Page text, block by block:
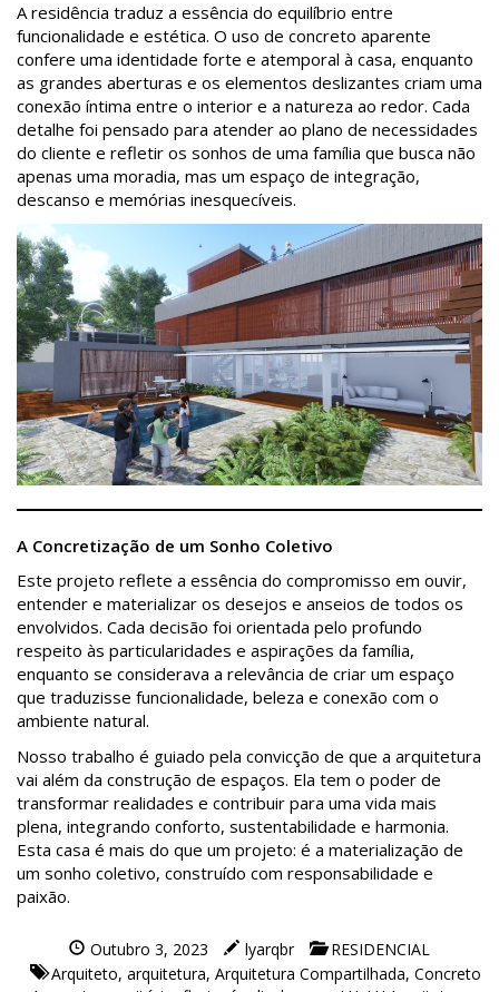
A residência traduz a essência do equilíbrio entre
funcionalidade e estética. O uso de concreto aparente
confere uma identidade forte e atemporal à casa, enquanto
as grandes aberturas e os elementos deslizantes criam uma
conexão íntima entre o interior e a natureza ao redor. Cada
detalhe foi pensado para atender ao plano de necessidades
do cliente e refletir os sonhos de uma família que busca não
apenas uma moradia, mas um espaço de integração,
descanso e memórias inesquecíveis.
A Concretização de um Sonho Coletivo
Este projeto reflete a essência do compromisso em ouvir,
entender e materializar os desejos e anseios de todos os
envolvidos. Cada decisão foi orientada pelo profundo
respeito às particularidades e aspirações da família,
enquanto se considerava a relevância de criar um espaço
que traduzisse funcionalidade, beleza e conexão com o
ambiente natural.
Nosso trabalho é guiado pela convicção de que a arquitetura
vai além da construção de espaços. Ela tem o poder de
transformar realidades e contribuir para uma vida mais
plena, integrando conforto, sustentabilidade e harmonia.
Esta casa é mais do que um projeto: é a materialização de
um sonho coletivo, construído com responsabilidade e
paixão.
Outubro 3, 2023 lyarqbr
RESIDENCIAL
Arquiteto, arquitetura, Arquitetura Compartilhada, Concreto